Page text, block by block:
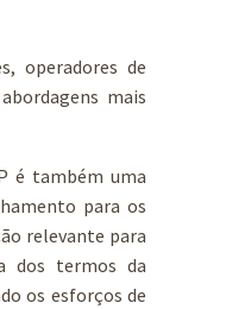
operadores de
mais
é também uma
para os
relevante para
dos termos da
os esforços de